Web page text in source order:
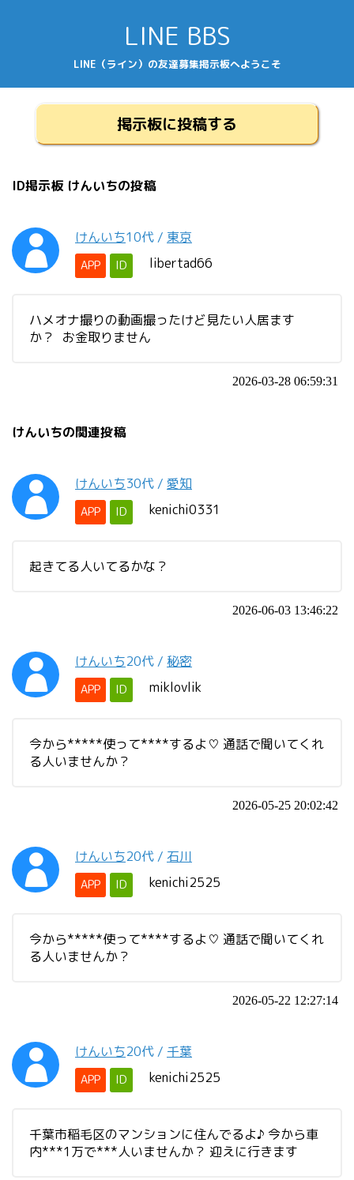
LINE BBS
LINE（ライン）の友達募集掲示板へようこそ
掲示板に投稿する
ID掲示板 けんいちの投稿
けんいち10代 / 東京
APP ID libertad66
ハメオナ撮りの動画撮ったけど見たい人居ます
か？ お金取りません
2026-03-28 06:59:31
けんいちの関連投稿
けんいち30代 / 愛知
APP ID kenichi0331
起きてる人いてるかな？
2026-06-03 13:46:22
けんいち20代 / 秘密
APP ID miklovlik
今から*****使って****するよ♡ 通話で聞いてくれ
る人いませんか？
2026-05-25 20:02:42
けんいち20代 / 石川
APP ID kenichi2525
今から*****使って****するよ♡ 通話で聞いてくれ
る人いませんか？
2026-05-22 12:27:14
けんいち20代 / 千葉
APP ID kenichi2525
千葉市稲毛区のマンションに住んでるよ♪ 今から車
内***1万で***人いませんか？ 迎えに行きます